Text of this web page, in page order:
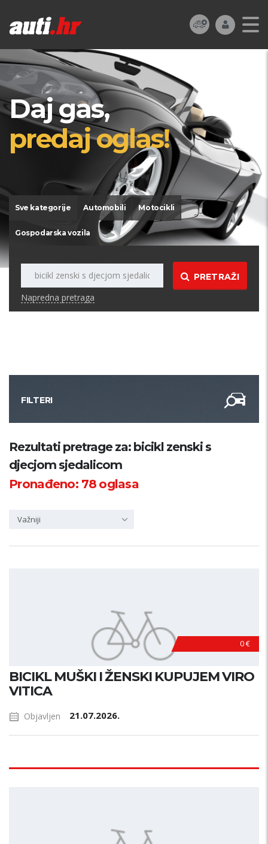
Daj gas,
predaj oglas!
Sve kategorije Automobili Motocikli
Gospodarska vozila
PRETRAŽI
Napredna pretraga
FILTERI
Kategorija
Županija
Rezultati pretrage za: bicikl zenski s
djecjom sjedalicom
Pronađeno: 78oglasa
Važniji
0 €
BICIKL MUŠKI I ŽENSKI KUPUJEM VIRO
VITICA
Objavljen 21.07.2026.